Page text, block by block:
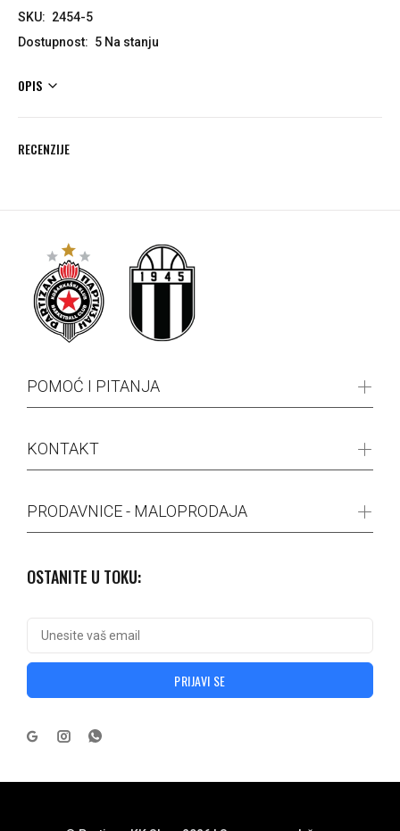
SKU: 2454-5
Dostupnost: 5 Na stanju
OPIS
RECENZIJE
OSTANITE U TOKU:
PRIJAVI SE
POMOĆ I PITANJA
KONTAKT
PRODAVNICE - MALOPRODAJA